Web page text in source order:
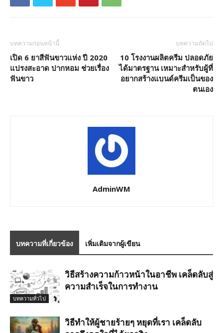
บทความก่อนหน้านี้
เปิด 6 ยาสีฟันขาวแห่ง ปี 2020
แปรงสะอาด ปากหอม ช่วยเรื่อง
ฟันขาว
บทความถัดไป
10 โรงงานผลิตครีม ปลอดภัย
ได้มาตรฐาน เหมาะสำหรับผู้ที่
อยากสร้างแบนด์ครีมเป็นของ
ตนเอง
AdminWM
บทความที่เกี่ยวข้อง เพิ่มเติมจากผู้เขียน
บทความทั่วไป
วิธีสร้างความก้าวหน้าในอาชีพ เคล็ดลับสู่
ความสำเร็จในการทำงาน
วิธีทำให้ผู้ชายร้ายๆ หยุดที่เรา เคล็ดลับ